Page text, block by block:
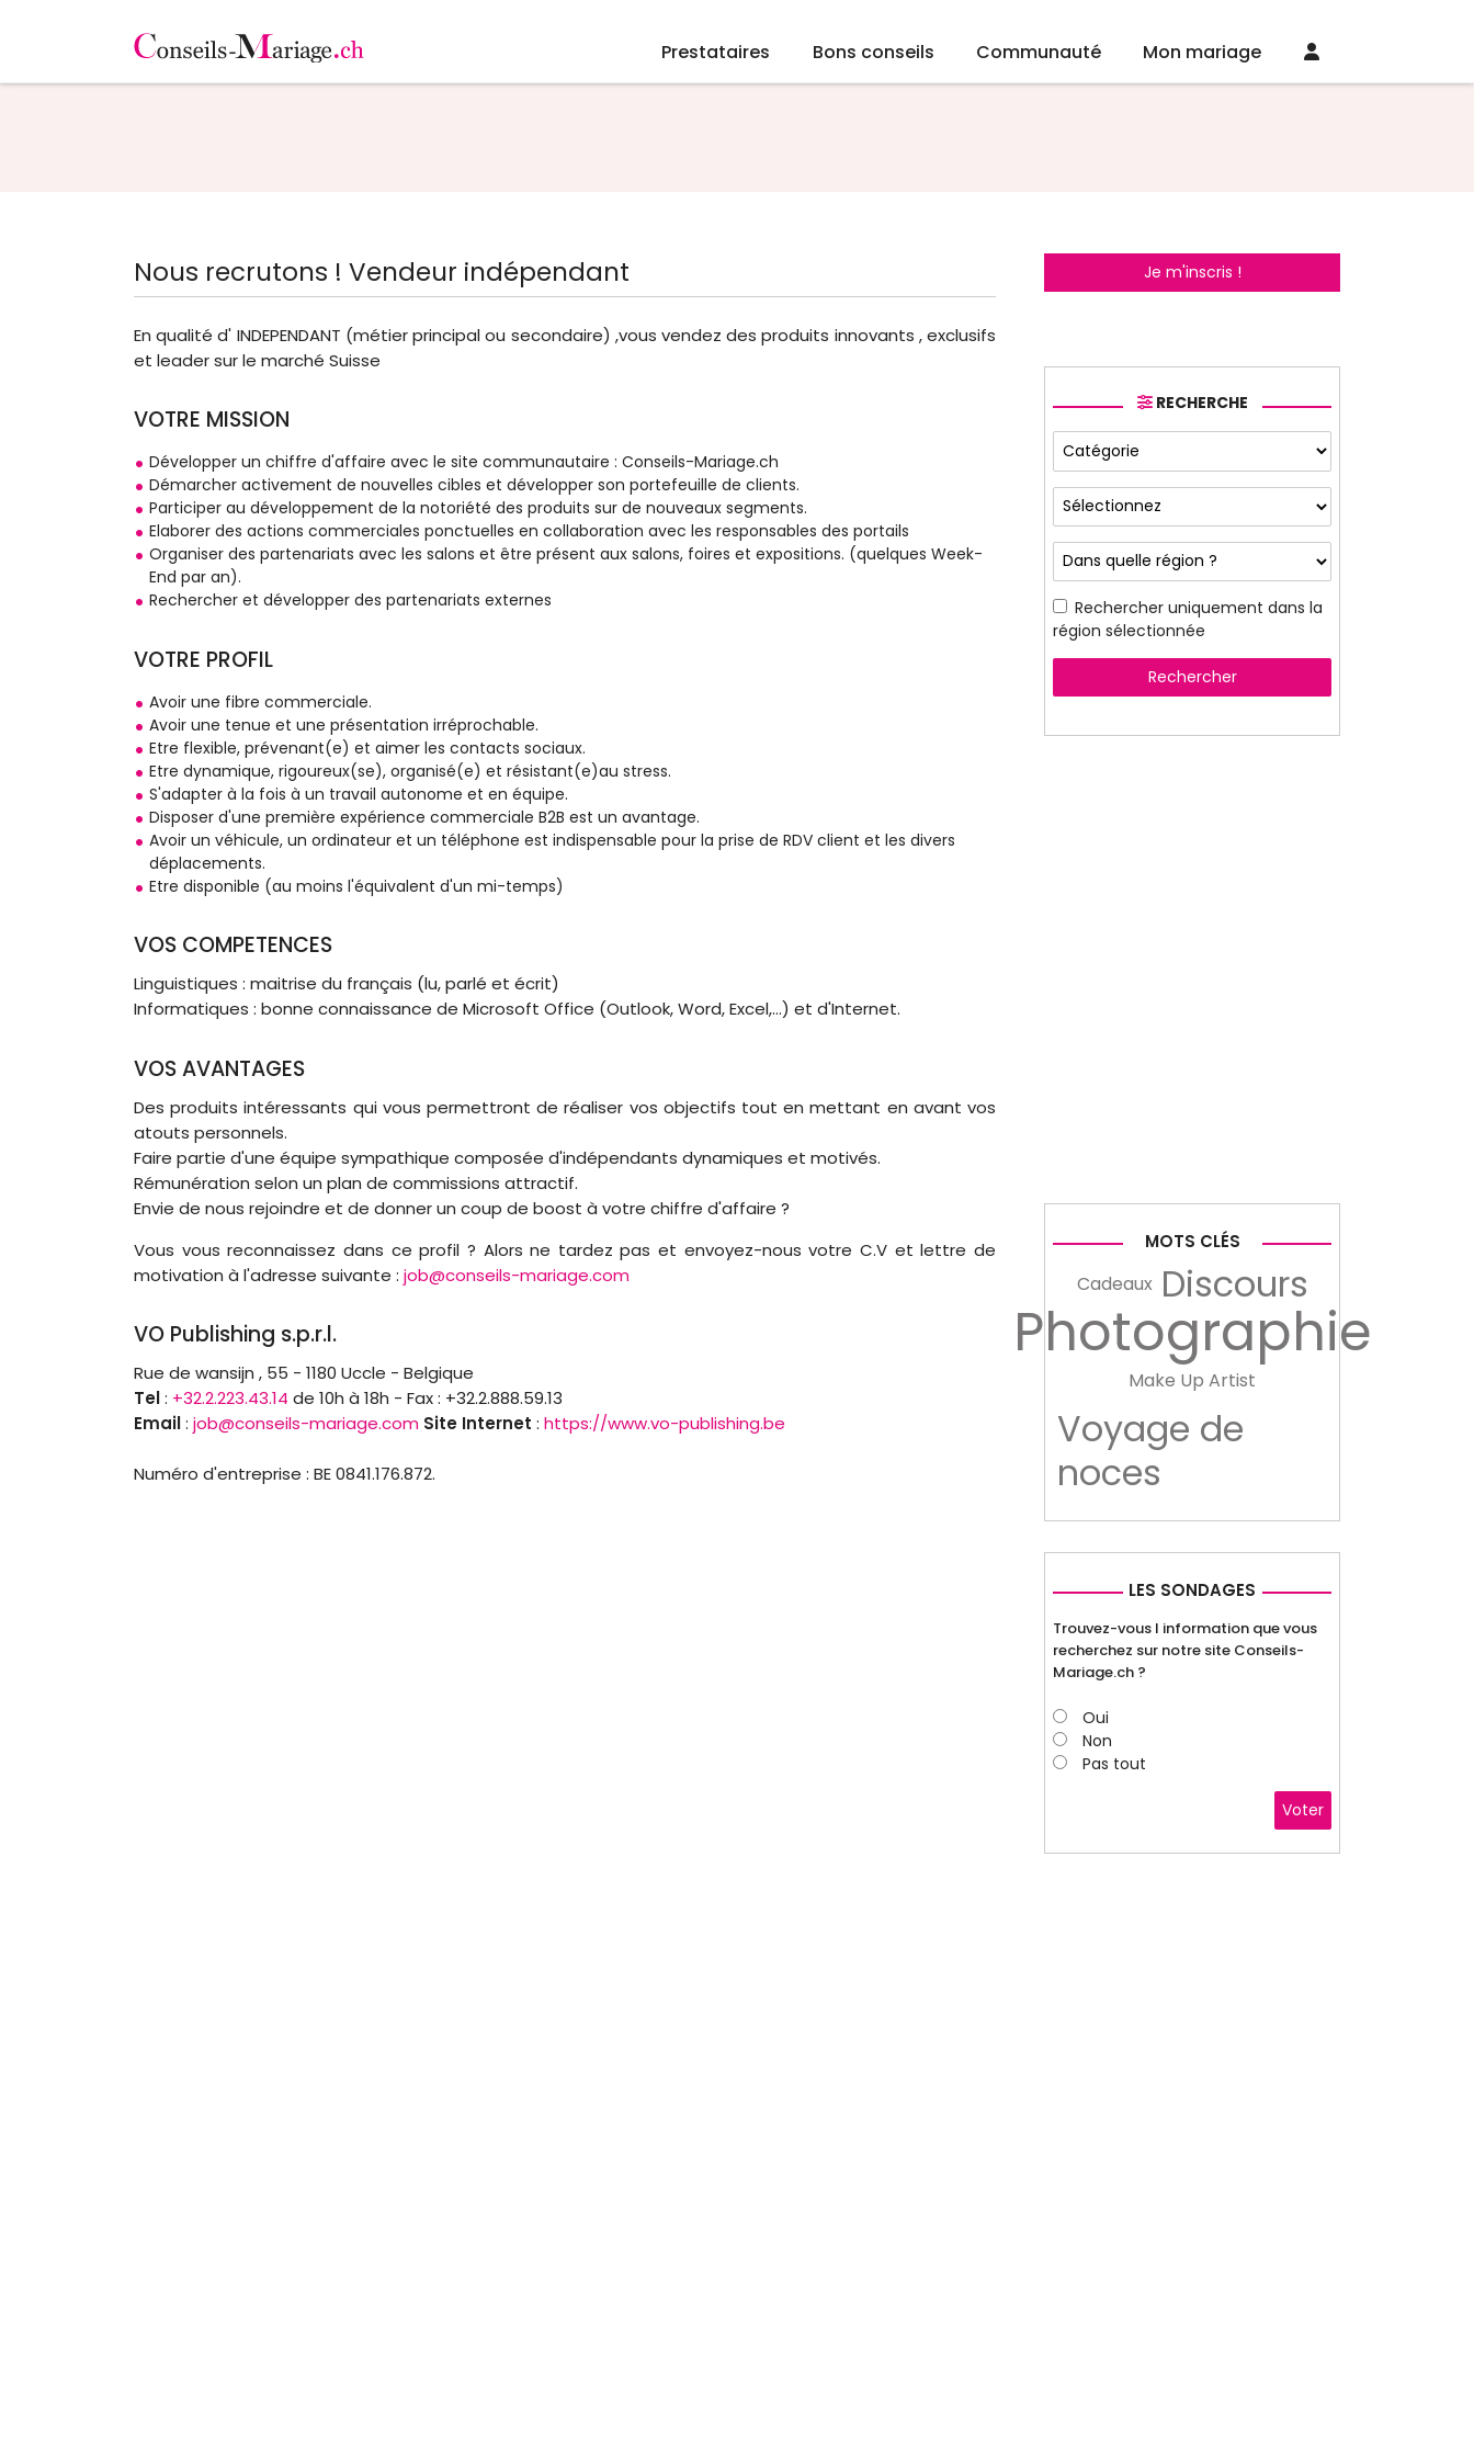
Prestataires Bons conseils Communauté Mon mariage
Nous recrutons ! Vendeur indépendant
En qualité d' INDEPENDANT (métier principal ou secondaire) ,vous vendez des produits innovants , exclusifs
et leader sur le marché Suisse
VOTRE MISSION
Développer un chiffre d'affaire avec le site communautaire : Conseils-Mariage.ch
Démarcher activement de nouvelles cibles et développer son portefeuille de clients.
Participer au développement de la notoriété des produits sur de nouveaux segments.
Elaborer des actions commerciales ponctuelles en collaboration avec les responsables des portails
Organiser des partenariats avec les salons et être présent aux salons, foires et expositions. (quelques Week-
End par an).
Rechercher et développer des partenariats externes
VOTRE PROFIL
Avoir une fibre commerciale.
Avoir une tenue et une présentation irréprochable.
Etre flexible, prévenant(e) et aimer les contacts sociaux.
Etre dynamique, rigoureux(se), organisé(e) et résistant(e)au stress.
S'adapter à la fois à un travail autonome et en équipe.
Disposer d'une première expérience commerciale B2B est un avantage.
Avoir un véhicule, un ordinateur et un téléphone est indispensable pour la prise de RDV client et les divers
déplacements.
Etre disponible (au moins l'équivalent d'un mi-temps)
VOS COMPETENCES
Linguistiques : maitrise du français (lu, parlé et écrit)
Informatiques : bonne connaissance de Microsoft Office (Outlook, Word, Excel,...) et d'Internet.
VOS AVANTAGES
Des produits intéressants qui vous permettront de réaliser vos objectifs tout en mettant en avant vos
atouts personnels.
Faire partie d'une équipe sympathique composée d'indépendants dynamiques et motivés.
Rémunération selon un plan de commissions attractif.
Envie de nous rejoindre et de donner un coup de boost à votre chiffre d'affaire ?
Vous vous reconnaissez dans ce profil ? Alors ne tardez pas et envoyez-nous votre C.V et lettre de
motivation à l'adresse suivante : job@conseils-mariage.com
VO Publishing s.p.r.l.
Rue de wansijn , 55 - 1180 Uccle - Belgique
Tel: +32.2.223.43.14 de 10h à 18h - Fax : +32.2.888.59.13
Email: job@conseils-mariage.com Site Internet : https://www.vo-publishing.be
Numéro d'entreprise : BE 0841.176.872.
Je m'inscris !
RECHERCHE
Rechercher uniquement dans la
région sélectionnée
Rechercher
MOTS CLÉS
Cadeaux Discours
Photographie
Make Up Artist
Voyage de
noces
LES SONDAGES
Trouvez-vous l information que vous
recherchez sur notre site Conseils-
Mariage.ch ?
Oui
Non
Pas tout
Voter